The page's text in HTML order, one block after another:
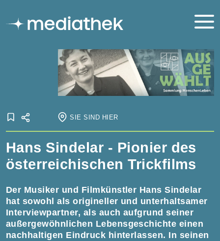
SIE SIND HIER
Startseite Onlineausstellungen
Ausgewählt
Ausgewählt: Hans Sindelar
Hans Sindelar - Pionier des
österreichischen Trickfilms
Der Musiker und Filmkünstler Hans Sindelar
hat sowohl als origineller und unterhaltsamer
Interviewpartner, als auch aufgrund seiner
außergewöhnlichen Lebensgeschichte einen
nachhaltigen Eindruck hinterlassen. In seinen